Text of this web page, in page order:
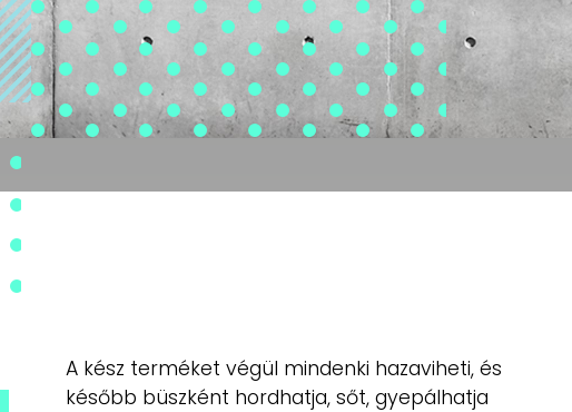
A kész terméket végül mindenki hazaviheti, és
később büszként hordhatja, sőt, gyepálhatja